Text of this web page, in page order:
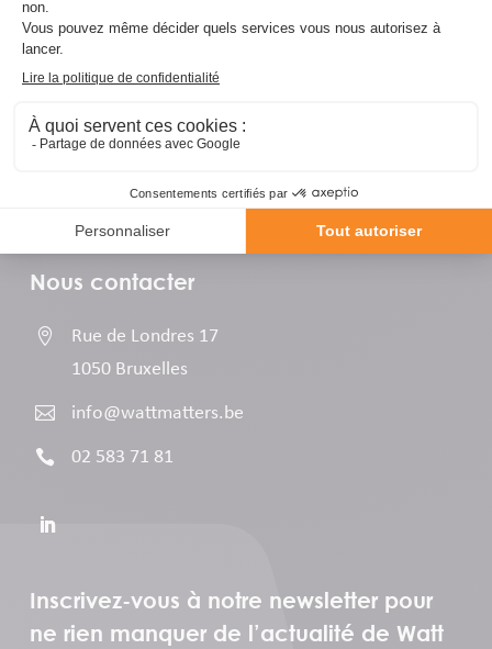
Nous contacter

Rue de Londres 17
1050 Bruxelles
 info@wattmatters.be
 02 583 71 81
Inscrivez-vous à notre newsletter pour
ne rien manquer de l’actualité de Watt